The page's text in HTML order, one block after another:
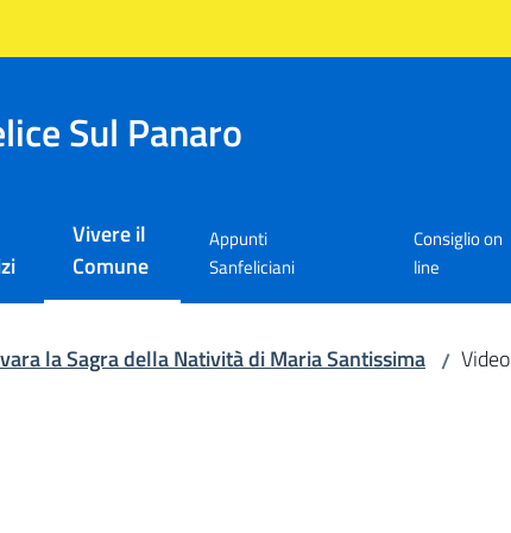
Sul Panaro
Vivere il
Comune
Menu selezionato
Appunti
Sanfeliciani
Consiglio on
line
la Sagra della Natività di Maria Santissima / Video